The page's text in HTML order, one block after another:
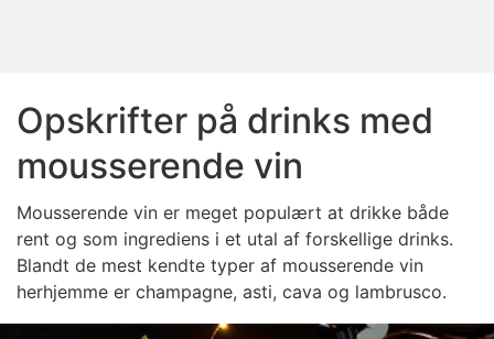
Opskrifter på drinks med
mousserende vin
Mousserende vin er meget populært at drikke både
rent og som ingrediens i et utal af forskellige drinks.
Blandt de mest kendte typer af mousserende vin
herhjemme er champagne, asti, cava og lambrusco.